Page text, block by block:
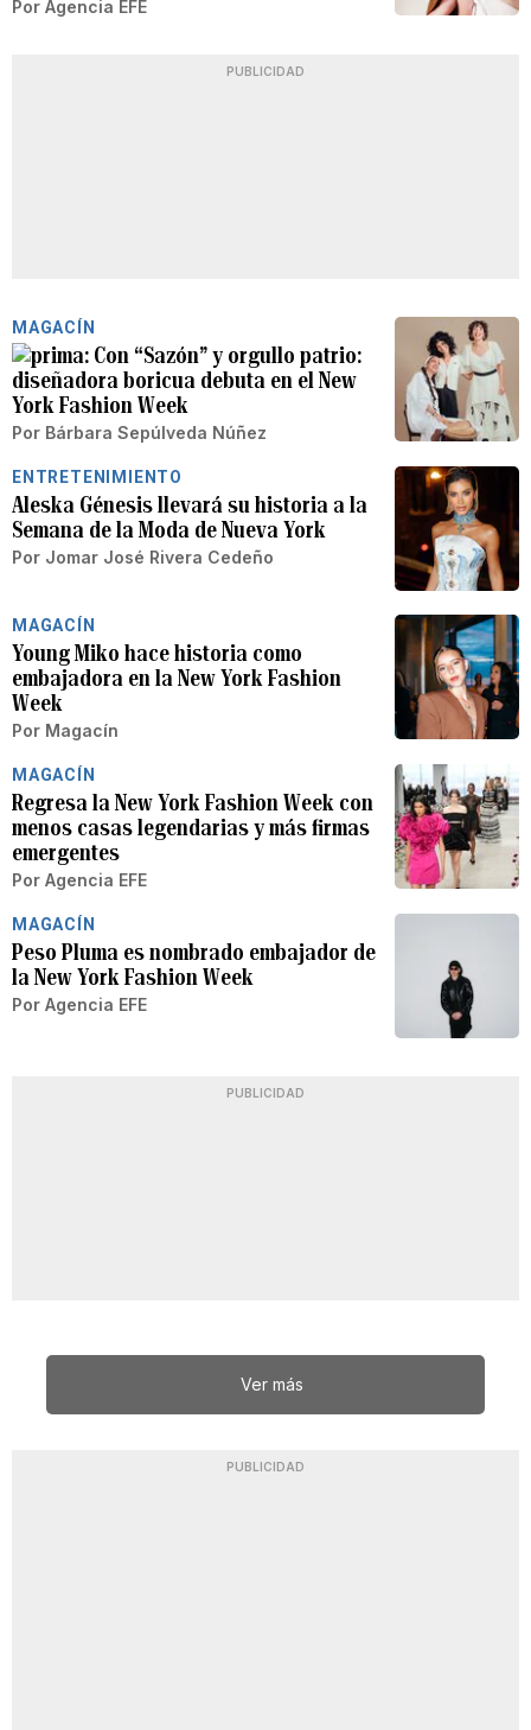
Por Agencia EFE
PUBLICIDAD
MAGACÍN
Con “Sazón” y orgullo patrio:
diseñadora boricua debuta en el New
York Fashion Week
Por Bárbara Sepúlveda Núñez
ENTRETENIMIENTO
Aleska Génesis llevará su historia a la
Semana de la Moda de Nueva York
Por Jomar José Rivera Cedeño
MAGACÍN
Young Miko hace historia como
embajadora en la New York Fashion
Week
Por Magacín
MAGACÍN
Regresa la New York Fashion Week con
menos casas legendarias y más firmas
emergentes
Por Agencia EFE
MAGACÍN
Peso Pluma es nombrado embajador de
la New York Fashion Week
Por Agencia EFE
PUBLICIDAD
Ver más
PUBLICIDAD